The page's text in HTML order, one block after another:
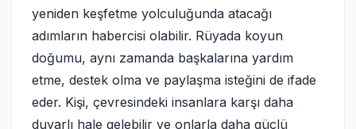
yeniden keşfetme yolculuğunda atacağı
adımların habercisi olabilir. Rüyada koyun
doğumu, aynı zamanda başkalarına yardım
etme, destek olma ve paylaşma isteğini de ifade
eder. Kişi, çevresindeki insanlara karşı daha
duyarlı hale gelebilir ve onlarla daha güçlü